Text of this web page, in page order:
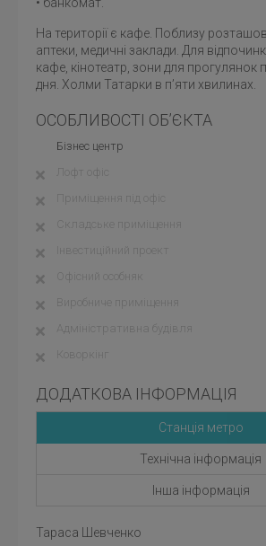
На території є кафе. Поблизу
аптеки, медичні заклади. Для
кафе, кінотеатр, зони для прогулянок
дня. Холми Татарки в п’яти хвилинах.
ОСОБЛИВОСТІ ОБ’ЄКТА
Бізнес центр
Лофт офіс
Приміщення під офіс
Складське приміщення
Інвестиційний проект
Офісний особняк
Виробниче приміщення
Адміністративна будівля
Коворкінг
ДОДАТКОВА ІНФОРМАЦІЯ
Станція метро
Технічна інформація
Інша інформація
Тараса Шевченко